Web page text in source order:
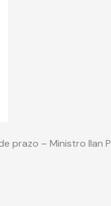
prazo – Ministro Ilan